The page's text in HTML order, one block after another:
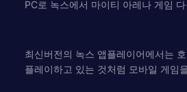
PC로 녹스에서 마이티 아레나 게임
최신버전의 녹스 앱플레이어에서는
플레이하고 있는 것처럼 모바일 게임